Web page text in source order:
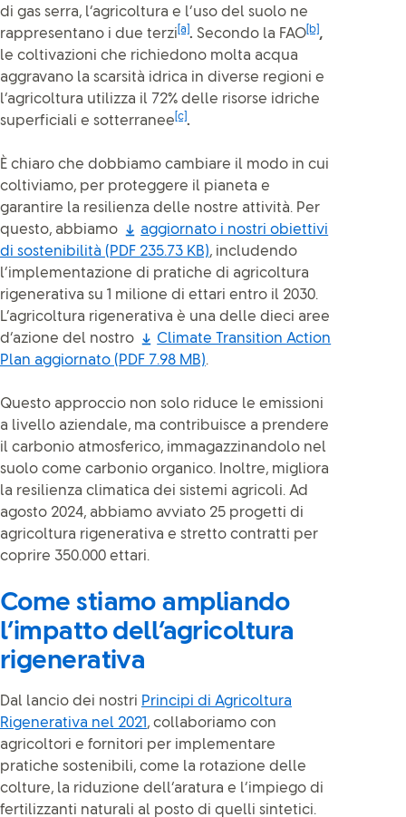
di gas serra, l’agricoltura e l’uso del suolo ne
rappresentano i due terzi [a] . Secondo la FAO [b] ,
le coltivazioni che richiedono molta acqua
aggravano la scarsità idrica in diverse regioni e
l’agricoltura utilizza il 72% delle risorse idriche
superficiali e sotterranee [c] .
È chiaro che dobbiamo cambiare il modo in cui
coltiviamo, per proteggere il pianeta e
garantire la resilienza delle nostre attività. Per
questo, abbiamo
aggiornato i nostri obiettivi
di sostenibilità (PDF 235.73 KB), includendo
l’implementazione di pratiche di agricoltura
rigenerativa su 1 milione di ettari entro il 2030.
L’agricoltura rigenerativa è una delle dieci aree
d’azione del nostro
Climate Transition Action
Plan aggiornato (PDF 7.98 MB).
Questo approccio non solo riduce le emissioni
a livello aziendale, ma contribuisce a prendere
il carbonio atmosferico, immagazzinandolo nel
suolo come carbonio organico. Inoltre, migliora
la resilienza climatica dei sistemi agricoli. Ad
agosto 2024, abbiamo avviato 25 progetti di
agricoltura rigenerativa e stretto contratti per
coprire 350.000 ettari.
Come stiamo ampliando
l’impatto dell’agricoltura
rigenerativa
Dal lancio dei nostri Principi di Agricoltura
Rigenerativa nel 2021, collaboriamo con
agricoltori e fornitori per implementare
pratiche sostenibili, come la rotazione delle
colture, la riduzione dell’aratura e l’impiego di
fertilizzanti naturali al posto di quelli sintetici.